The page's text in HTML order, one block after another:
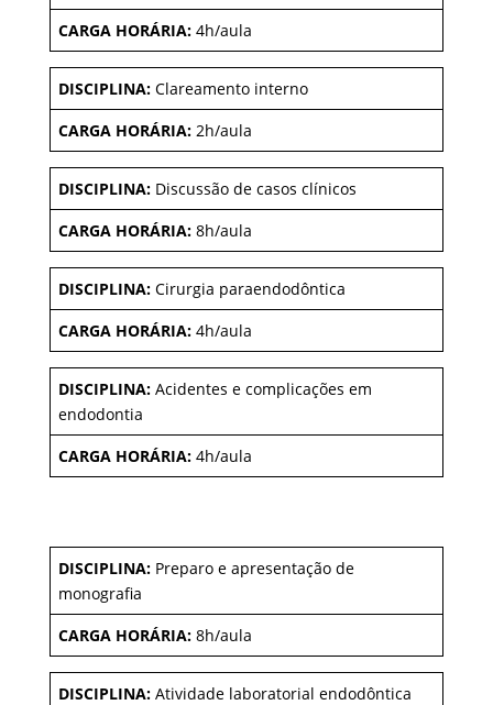
CARGA HORÁRIA:4h/aula
DISCIPLINA:Clareamento interno
CARGA HORÁRIA:2h/aula
DISCIPLINA:Discussão de casos clínicos
CARGA HORÁRIA:8h/aula
DISCIPLINA:Cirurgia paraendodôntica
CARGA HORÁRIA:4h/aula
DISCIPLINA:Acidentes e complicações em
endodontia
CARGA HORÁRIA:4h/aula
DISCIPLINA:Preparo e apresentação de
monografia
CARGA HORÁRIA:8h/aula
DISCIPLINA:Atividade laboratorial endodôntica